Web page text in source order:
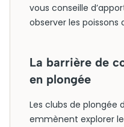
vous conseille
observer les poissons
La barrière de
en plongée
Les clubs de plongée
emmènent explorer